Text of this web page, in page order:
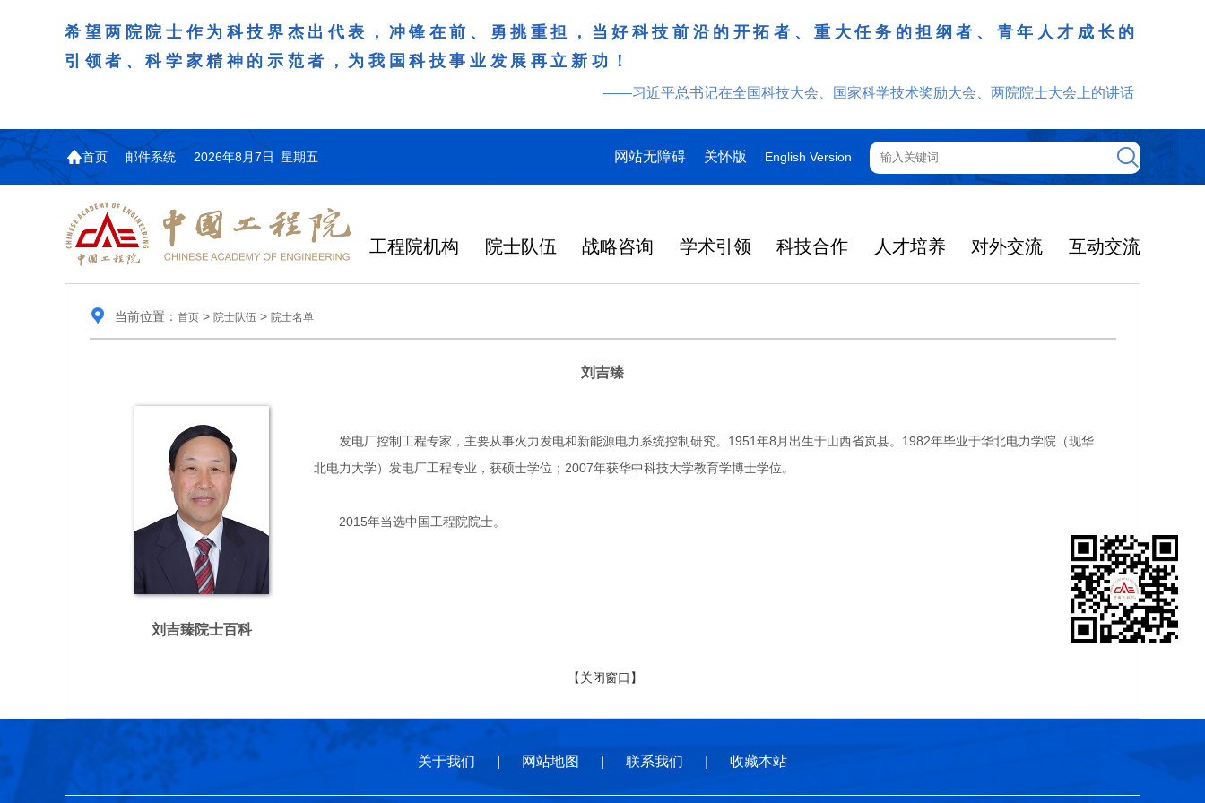
希望两院院士作为科技界杰出代表，冲锋在前、勇挑重担，当好科技前沿的开拓者、重大任务的担纲者、青年人才成长的
引领者、科学家精神的示范者，为我国科技事业发展再立新功！
——习近平总书记在全国科技大会、国家科学技术奖励大会、两院院士大会上的讲话
首页 邮件系统 2026年8月7日 星期五 网站无障碍 关怀版 English Version
工程院机构 院士队伍 战略咨询 学术引领 科技合作 人才培养 对外交流 互动交流
当前位置： 首页> 院士队伍 > 院士名单
刘吉臻
刘吉臻院士百科
发电厂控制工程专家，主要从事火力发电和新能源电力系统控制研究。1951年8月出生于山西省岚县。1982年毕业于华北电力学院（现华
北电力大学）发电厂工程专业，获硕士学位；2007年获华中科技大学教育学博士学位。
2015年当选中国工程院院士。
【关闭窗口】
关于我们 网站地图 联系我们 收藏本站